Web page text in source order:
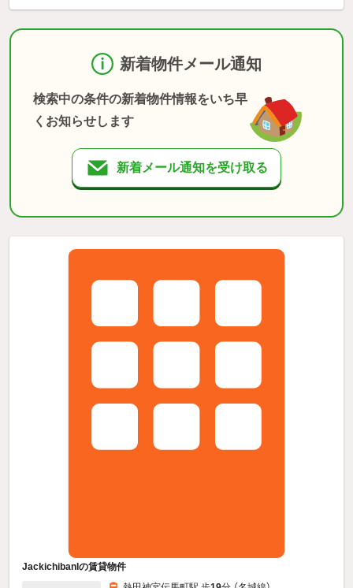
新着物件メール通知
検索中の条件の新着物件情報をいち早
くお知らせします
新着メール通知を受け取る
JackichibanIの賃貸物件